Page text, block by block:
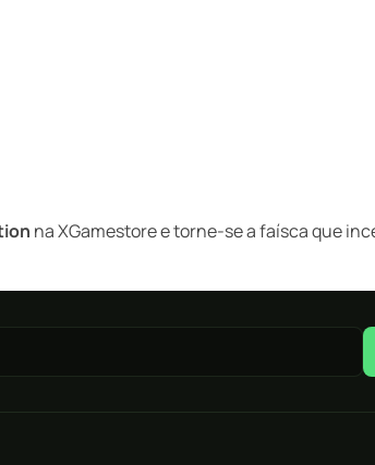
na XGamestore e torne-se a faísca que